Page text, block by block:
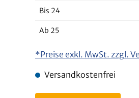
Bis 24
Ab 25
*Preise exkl. MwSt. zzgl.
Versandkostenfrei